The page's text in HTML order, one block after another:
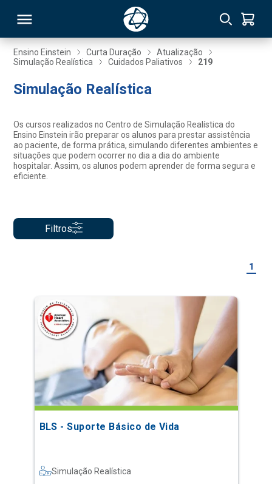
Ensino Einstein Curta Duração
Atualização
Simulação Realística
Cuidados Paliativos 219
Simulação Realística
Os cursos realizados no Centro de Simulação Realística do
Ensino Einstein irão preparar os alunos para prestar assistência
ao paciente, de forma prática, simulando diferentes ambientes e
situações que podem ocorrer no dia a dia do ambiente
hospitalar. Assim, os alunos podem aprender de forma segura e
eficiente.
Filtros
1
BLS - Suporte Básico de Vida
Simulação Realística